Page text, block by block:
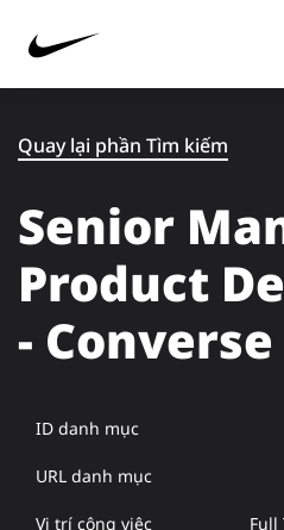
Quay lại phần Tìm kiếm
Senior
Product
- Converse
ID danh mục
URL danh mục
Vị trí công việc Full